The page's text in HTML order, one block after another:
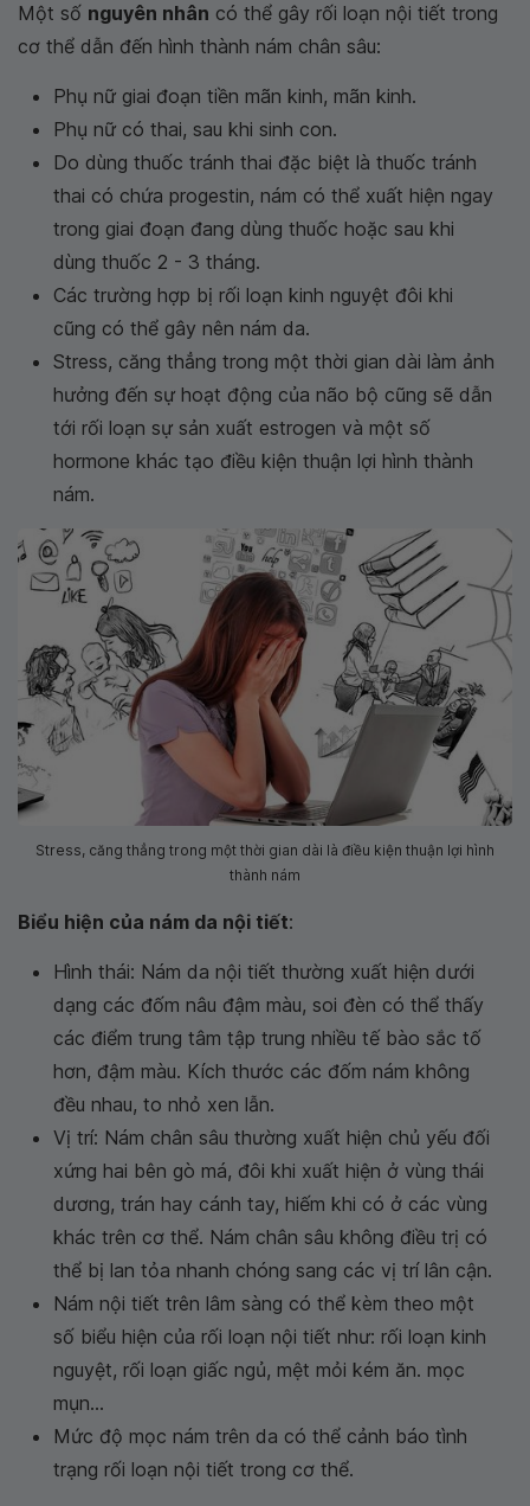
Một số nguyên nhân có thể gây rối loạn nội tiết trong
cơ thể dẫn đến hình thành nám chân sâu:
Phụ nữ giai đoạn tiền mãn kinh, mãn kinh.
Phụ nữ có thai, sau khi sinh con.
Do dùng thuốc tránh thai đặc biệt là thuốc tránh
thai có chứa progestin, nám có thể xuất hiện ngay
trong giai đoạn đang dùng thuốc hoặc sau khi
dùng thuốc 2 - 3 tháng.
Các trường hợp bị rối loạn kinh nguyệt đôi khi
cũng có thể gây nên nám da.
Stress, căng thẳng trong một thời gian dài làm ảnh
hưởng đến sự hoạt động của não bộ cũng sẽ dẫn
tới rối loạn sự sản xuất estrogen và một số
hormone khác tạo điều kiện thuận lợi hình thành
nám.
Stress, căng thẳng trong một thời gian dài là điều kiện thuận lợi hình
thành nám
Biểu hiện của nám da nội tiết:
Hình thái: Nám da nội tiết thường xuất hiện dưới
dạng các đốm nâu đậm màu, soi đèn có thể thấy
các điểm trung tâm tập trung nhiều tế bào sắc tố
hơn, đậm màu. Kích thước các đốm nám không
đều nhau, to nhỏ xen lẫn.
Vị trí: Nám chân sâu thường xuất hiện chủ yếu đối
xứng hai bên gò má, đôi khi xuất hiện ở vùng thái
dương, trán hay cánh tay, hiếm khi có ở các vùng
khác trên cơ thể. Nám chân sâu không điều trị có
thể bị lan tỏa nhanh chóng sang các vị trí lân cận.
Nám nội tiết trên lâm sàng có thể kèm theo một
số biểu hiện của rối loạn nội tiết như: rối loạn kinh
nguyệt, rối loạn giấc ngủ, mệt mỏi kém ăn. mọc
mụn...
Mức độ mọc nám trên da có thể cảnh báo tình
trạng rối loạn nội tiết trong cơ thể.